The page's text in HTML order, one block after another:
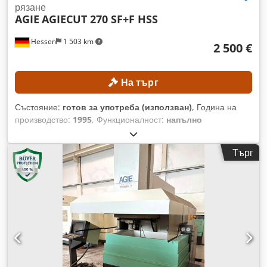
от наш личен инвентар. Не сме търговци на машини.
Hessen 1 503 km
рязане
AGIE AGIECUT 270 SF+F HSS
2 500 €
На търг
Състояние: готов за употреба (използван), Година на
производство: 1995, Функционалност: напълно
, номер на машина/превозно средство:
193.006, разстояние на движение по ост X:350 мм, ход по
оста Y:
250 мм, ход по оста Z: 256 мм
, Диаметър на телта
(макс.):
0,33 мм, модел на контролер:AGIEVISION / AGIE
HSS-Steuerung, Без минимална цена – гарантирана
продажба на най-високата предложена цена! ТЕХНИЧЕСКИ
ДАННИ Ход по ос X: 350 мм Ход по ос Y: 250 мм Ход по ос
Z: 256 мм Ход по осите U/V: ±70 мм Разделителна
способност при позициониране: 0,0001 мм Точност при
позициониране: приблизително ±3 µm Данни за обработка
Макс. конусност: 30° при височина на детайла 100 мм
Търг